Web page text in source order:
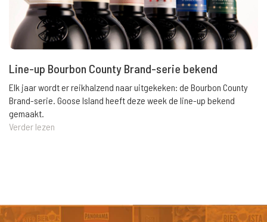
Line-up Bourbon County Brand-serie bekend
Elk jaar wordt er reikhalzend naar uitgekeken: de Bourbon County
Brand-serie. Goose Island heeft deze week de line-up bekend
gemaakt.
Verder lezen